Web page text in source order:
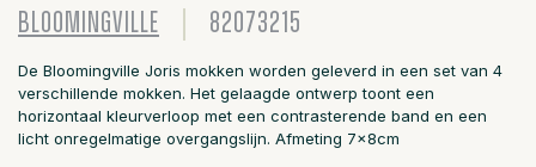
BLOOMINGVILLE 82073215
De Bloomingville Joris mokken worden geleverd in een set van 4
verschillende mokken. Het gelaagde ontwerp toont een
horizontaal kleurverloop met een contrasterende band en een
licht onregelmatige overgangslijn. Afmeting 7x8cm